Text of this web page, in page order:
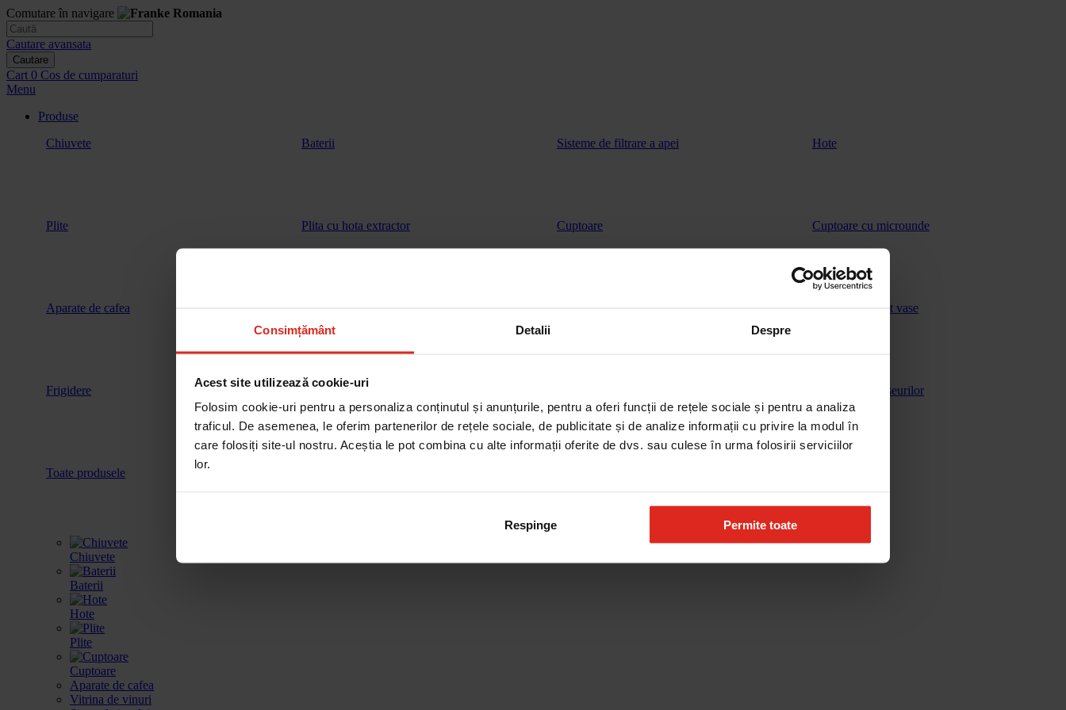
Consimțământ Detalii Despre
Acest site utilizează cookie-uri
Folosim cookie-uri pentru a personaliza conținutul și anunțurile, pentru a oferi funcții de rețele sociale și pentru a analiza
traficul. De asemenea, le oferim partenerilor de rețele sociale, de publicitate și de analize informații cu privire la modul în
care folosiți site-ul nostru. Aceștia le pot combina cu alte informații oferite de dvs. sau culese în urma folosirii serviciilor
lor.
Respinge Permite toate
Comutare în navigare
Cautare avansata
Cautare
Cart 0 Cos de cumparaturi
Menu
Produse
Chiuvete
Baterii Sisteme de filtrare a apei Hote
Plite Plita cu hota extractor Cuptoare Cuptoare cu microunde
Aparate de cafea Masini de spalat vase
Frigidere Accesorii Gestionarea deseurilor
Toate produsele
Chiuvete
Baterii
Hote
Plite
Cuptoare
Aparate de cafea
Vitrina de vinuri